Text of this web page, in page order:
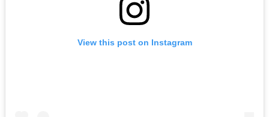
View this post on Instagram